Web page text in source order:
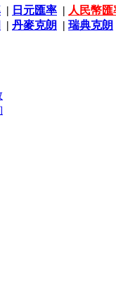
| 日元匯率 | 人民幣匯
| 丹麥克朗 | 瑞典克朗